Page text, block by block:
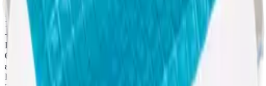
Παράδοση
1–2 εργάσιμες
+ 2 ημέρες με κούριερ
Παραγωγή
Θεσσαλονίκη
ελληνικό εργαστήριο
Εξυπηρέτηση